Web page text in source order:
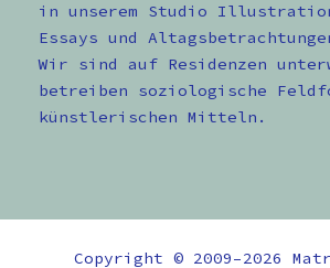
in unserem Studio
Essays und
Wir sind auf Residenzen
betreiben soziologische
künstlerischen Mitteln.
Copyright © 2009–2026